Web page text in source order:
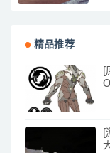
精品推荐
[